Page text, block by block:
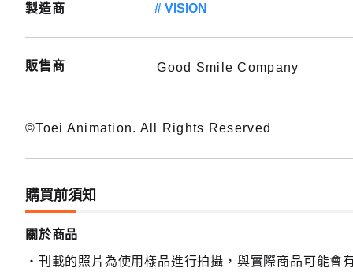
製造商 VISION
販售商 Good Smile Company
©Toei Animation. All Rights Reserved
購買前須知
關於商品
刊載的照片為使用樣品進行拍攝，與實際商品可能會